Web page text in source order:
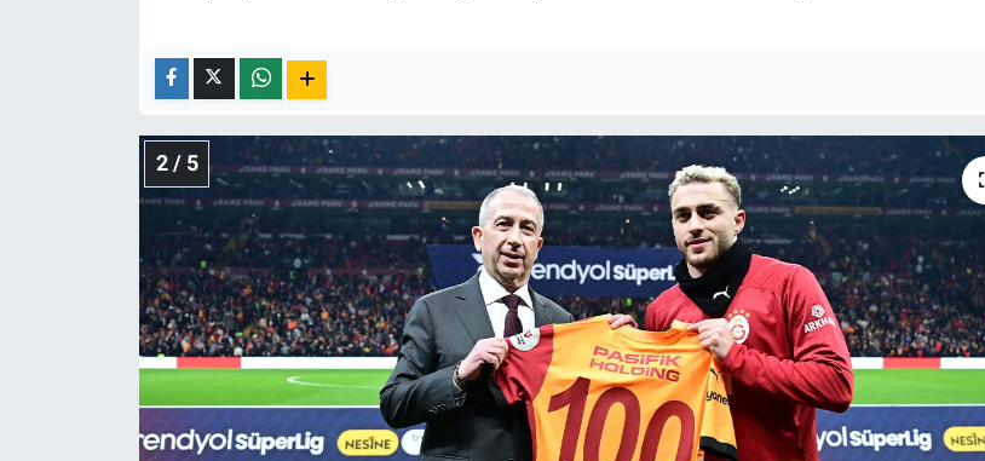
2 / 5
Teknoloji
Türkiye'nin Geleceği
Türkiye'nin Gündemi
Yerel Gündem
Yerel Yaşam